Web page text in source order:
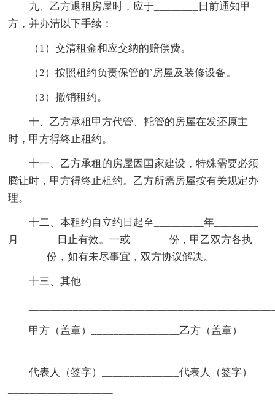
九、乙方退租房屋时，应于________日前通知甲
方，并办清以下手续：
（1）交清租金和应交纳的赔偿费。
（2）按照租约负责保管的`房屋及装修设备。
（3）撤销租约。
十、乙方承租甲方代管、托管的房屋在发还原主
时，甲方得终止租约。
十一、乙方承租的房屋因国家建设，特殊需要必须
腾让时，甲方得终止租约。乙方所需房屋按有关规定办
理。
十二、本租约自立约日起至_________年________
月_______日止有效。一或_______份，甲乙双方各执
_______份，如有未尽事宜，双方协议解决。
十三、其他
甲方（盖章）________________乙方（盖章）
代表人（签字）______________代表人（签字）